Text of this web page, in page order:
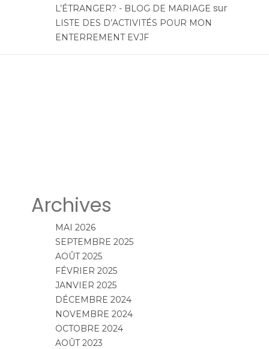
L’ÉTRANGER? - BLOG DE MARIAGE sur
LISTE DES D’ACTIVITÉS POUR MON
ENTERREMENT EVJF
Archives
MAI 2026
SEPTEMBRE 2025
AOÛT 2025
FÉVRIER 2025
JANVIER 2025
DÉCEMBRE 2024
NOVEMBRE 2024
OCTOBRE 2024
AOÛT 2023